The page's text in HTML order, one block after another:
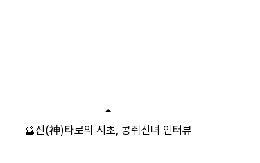
🔮신(神)타로의 시초, 콩쥐신녀 인터뷰